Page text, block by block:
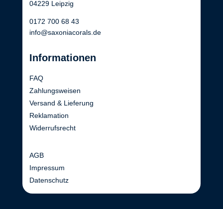
04229 Leipzig
0172 700 68 43
info@saxoniacorals.de
Informationen
FAQ
Zahlungsweisen
Versand & Lieferung
Reklamation
Widerrufsrecht
AGB
Impressum
Datenschutz